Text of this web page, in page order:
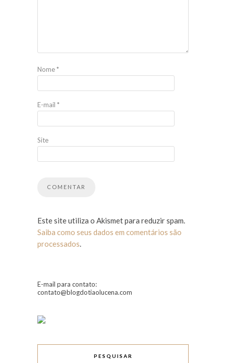
Nome*
E-mail *
Site
Este site utiliza o Akismet para reduzir spam.
Saiba como seus dados em comentários são
processados.
E-mail para contato:
contato@blogdotiaolucena.com
PESQUISAR